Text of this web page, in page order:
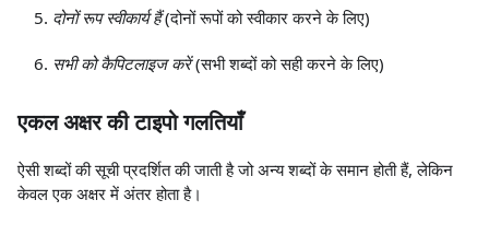
दोनों रूप स्वीकार्य हैं(दोनों रूपों को स्वीकार करने के लिए)
सभी को कैपिटलाइज करें(सभी शब्दों को सही करने के लिए)
एकल अक्षर की टाइपो गलतियाँ
ऐसी शब्दों की सूची प्रदर्शित की जाती है जो अन्य शब्दों के समान होती हैं, लेकिन
केवल एक अक्षर में अंतर होता है।